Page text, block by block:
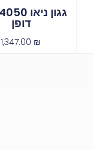
דופן
1,347.00 ₪